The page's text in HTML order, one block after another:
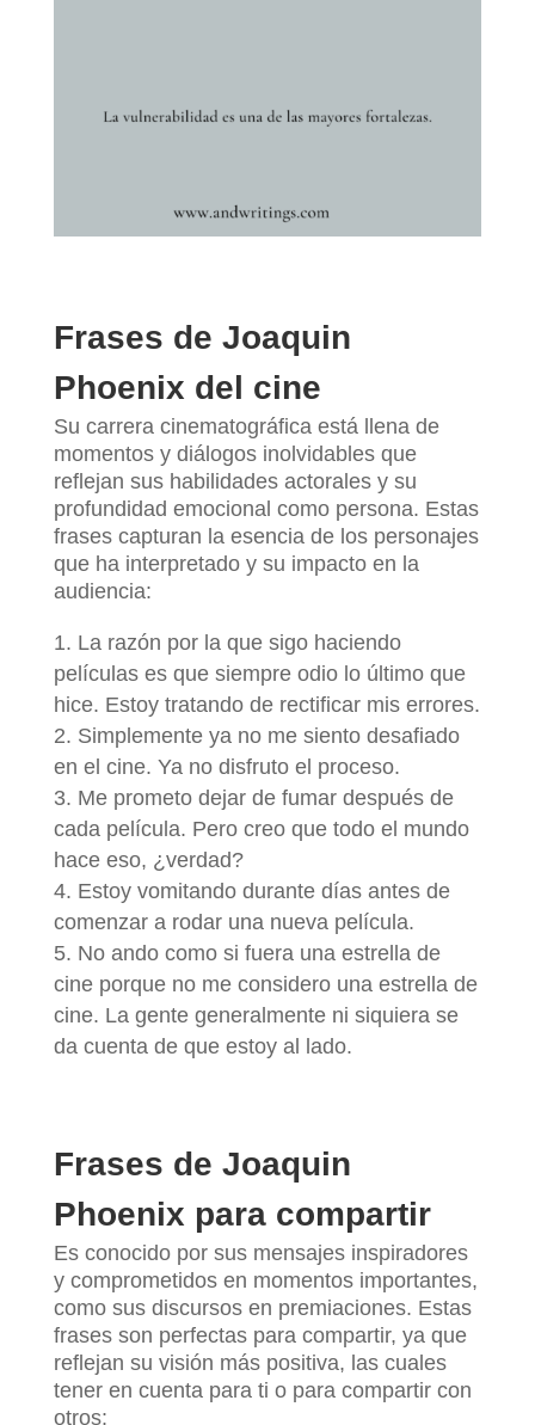
Frases de Joaquin
Phoenix del cine
Su carrera cinematográfica está llena de
momentos y diálogos inolvidables que
reflejan sus habilidades actorales y su
profundidad emocional como persona. Estas
frases capturan la esencia de los personajes
que ha interpretado y su impacto en la
audiencia:
La razón por la que sigo haciendo
películas es que siempre odio lo último que
hice. Estoy tratando de rectificar mis errores.
Simplemente ya no me siento desafiado
en el cine. Ya no disfruto el proceso.
Me prometo dejar de fumar después de
cada película. Pero creo que todo el mundo
hace eso, ¿verdad?
Estoy vomitando durante días antes de
comenzar a rodar una nueva película.
No ando como si fuera una estrella de
cine porque no me considero una estrella de
cine. La gente generalmente ni siquiera se
da cuenta de que estoy al lado.
Frases de Joaquin
Phoenix para compartir
Es conocido por sus mensajes inspiradores
y comprometidos en momentos importantes,
como sus discursos en premiaciones. Estas
frases son perfectas para compartir, ya que
reflejan su visión más positiva, las cuales
tener en cuenta para ti o para compartir con
otros: